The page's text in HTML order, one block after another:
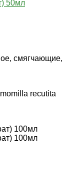
50мл
смягчающие,
recutita